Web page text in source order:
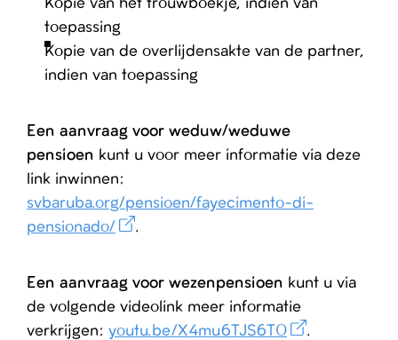
Kopie van het trouwboekje, indien van
toepassing
Kopie van de overlijdensakte van de partner,
indien van toepassing
Een aanvraag voor weduw/weduwe
pensioen kunt u voor meer informatie via deze
link inwinnen:
svbaruba.org/pensioen/fayecimento-di-
pensionado/
.
Een aanvraag voor wezenpensioen kunt u via
de volgende videolink meer informatie
verkrijgen: youtu.be/X4mu6TJS6T0 .